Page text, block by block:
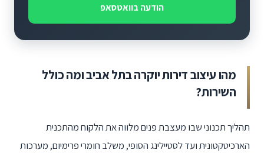
הודעה בוואטסאפ
מהו עיצוב דירות יוקרה בתל אביב ומה כולל
השירות?
תהליך תכנוני שבו מעצבת פנים מלווה את הלקוח מהתכנית
הארכיטקטונית ועד לסטיילינג הסופי, משלב חומרי פרימיום, מערכות